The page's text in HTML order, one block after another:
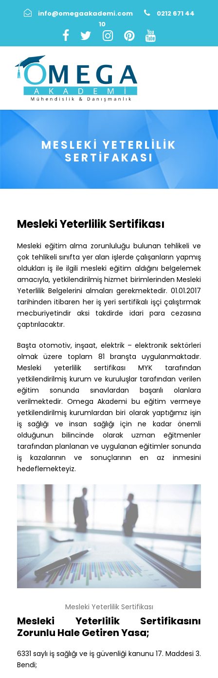
info@omegaakademi.com
0212 671 44
10
MESLEKI YETERLILIK
SERTIFAKASI
Mesleki Yeterlilik Sertifikası
Mesleki eğitim alma zorunluluğu bulunan tehlikeli ve
çok tehlikeli sınıfta yer alan işlerde çalışanların yapmış
oldukları iş ile ilgili mesleki eğitim aldığını belgelemek
amacıyla, yetkilendirilmiş hizmet birimlerinden Mesleki
Yeterlilik Belgelerini almaları gerekmektedir. 01.01.2017
tarihinden itibaren her iş yeri sertifikalı işçi çalıştırmak
mecburiyetindir aksi takdirde idari para cezasına
çaptırılacaktır.
Başta otomotiv, inşaat, elektrik – elektronik sektörleri
olmak üzere toplam 81 branşta uygulanmaktadır.
Mesleki yeterlilik sertifikası MYK tarafından
yetkilendirilmiş kurum ve kuruluşlar tarafından verilen
eğitim sonunda sınavlardan başarılı olanlara
verilmektedir. Omega Akademi bu eğitim vermeye
yetkilendirilmiş kurumlardan biri olarak yaptığımız işin
iş sağlığı ve insan sağlığı için ne kadar önemli
olduğunun bilincinde olarak uzman eğitmenler
tarafından planlanan ve uygulanan eğitimler sonunda
iş kazalarının ve sonuçlarının en az inmesini
hedeflemekteyiz.
Mesleki Yeterlilik Sertifikası
Mesleki Yeterlilik Sertifikasını
Zorunlu Hale Getiren Yasa;
6331 saylı iş sağlığı ve iş güvenliği kanunu 17. Maddesi 3.
Bendi;